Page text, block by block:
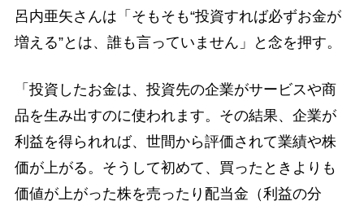
呂内亜矢さんは「そもそも“投資すれば必ずお金が
増える”とは、誰も言っていません」と念を押す。
「投資したお金は、投資先の企業がサービスや商
品を生み出すのに使われます。その結果、企業が
利益を得られれば、世間から評価されて業績や株
価が上がる。そうして初めて、買ったときよりも
価値が上がった株を売ったり配当金（利益の分